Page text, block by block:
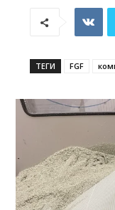
ТЕГИ FGF